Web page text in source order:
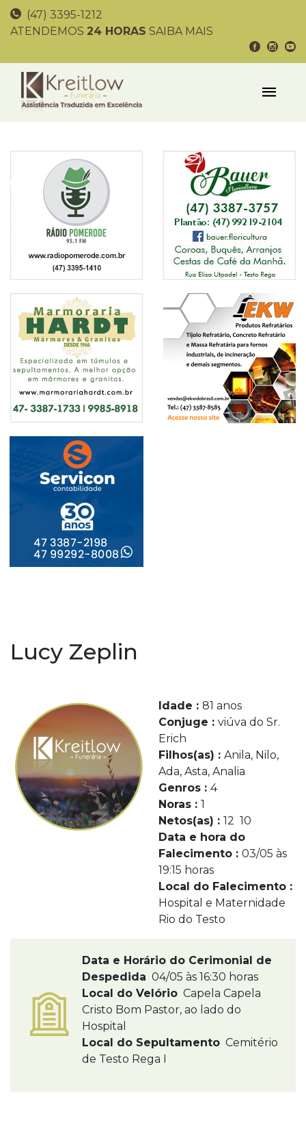
(47) 3395-1212
ATENDEMOS 24 HORAS SAIBA MAIS
Lucy Zeplin
Idade : 81 anos
Conjuge : viúva do Sr.
Erich
Filhos(as) : Anila, Nilo,
Ada, Asta, Analia
Genros : 4
Noras : 1
Netos(as) : 12 10
Data e hora do
Falecimento : 03/05 às
19:15 horas
Local do Falecimento :
Hospital e Maternidade
Rio do Testo
Data e Horário do Cerimonial de
Despedida 04/05 às 16:30 horas
Local do Velório Capela Capela
Cristo Bom Pastor, ao lado do
Hospital
Local do Sepultamento Cemitério
de Testo Rega I